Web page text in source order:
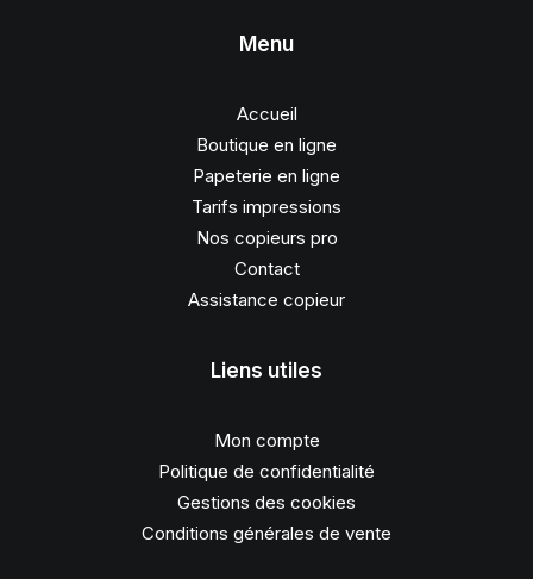
Menu
Accueil
Boutique en ligne
Papeterie en ligne
Tarifs impressions
Nos copieurs pro
Contact
Assistance copieur
Liens utiles
Mon compte
Politique de confidentialité
Gestions des cookies
Conditions générales de vente